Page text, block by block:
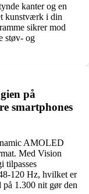
kanter og en
kunstværk i din
sikrer mod
støv- og
på
smartphones
AMOLED
Med Vision
tilpasses
120 Hz, hvilket er
1.300 nit gør den